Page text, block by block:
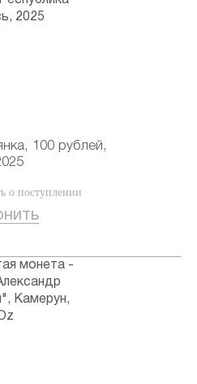
100 рублей,
о поступлении